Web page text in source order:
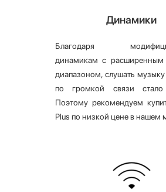
Динамики
Благодаря
динамикам с расширенным
диапазоном, слушать
по громкой связи стало
Поэтому рекомендуем
Plus по низкой цене в нашем